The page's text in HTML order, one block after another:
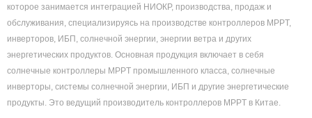
которое занимается интеграцией НИОКР, производства, продаж и
обслуживания, специализируясь на производстве контроллеров MPPT,
инверторов, ИБП, солнечной энергии, энергии ветра и других
энергетических продуктов. Основная продукция включает в себя
солнечные контроллеры MPPT промышленного класса, солнечные
инверторы, системы солнечной энергии, ИБП и другие энергетические
продукты. Это ведущий производитель контроллеров MPPT в Китае.